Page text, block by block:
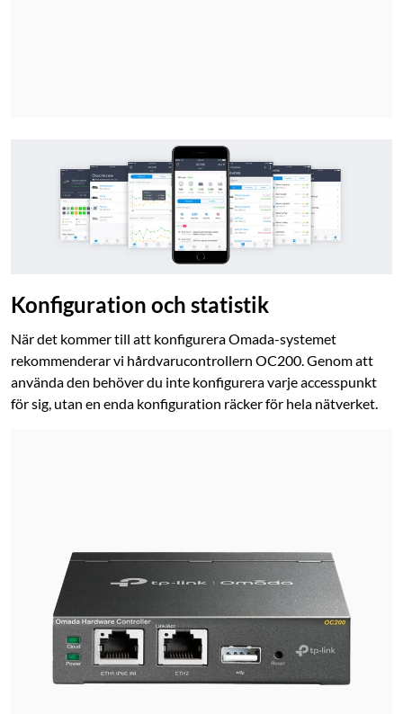
Konfiguration och statistik
När det kommer till att konfigurera Omada-systemet
rekommenderar vi hårdvarucontrollern OC200. Genom att
använda den behöver du inte konfigurera varje accesspunkt
för sig, utan en enda konfiguration räcker för hela nätverket.